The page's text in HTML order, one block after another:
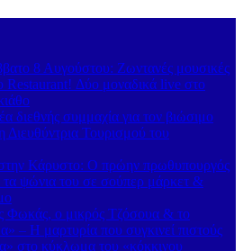
8 Αυγούστου: Ζωντανές μουσικές
Restaurant! Δύο μοναδικά live στο
διεθνής συμμαχία για τον βιώσιμο
Διευθύντρια Τουρισμού του
Κάρυστο: Ο πρώην πρωθυπουργός
τα ψώνια του σε σούπερ μάρκετ &
Φωκάς, ο μικρός Τζόσουα & το
– Η μαρτυρία που συγκινεί πιστούς
στο κύκλωμα του «κόκκινου